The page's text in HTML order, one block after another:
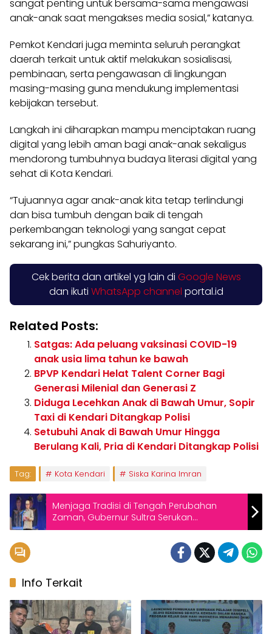
sangat penting untuk bersama-sama mengawasi
anak-anak saat mengakses media sosial,” katanya.
Pemkot Kendari juga meminta seluruh perangkat
daerah terkait untuk aktif melakukan sosialisasi,
pembinaan, serta pengawasan di lingkungan
masing-masing guna mendukung implementasi
kebijakan tersebut.
Langkah ini diharapkan mampu menciptakan ruang
digital yang lebih aman bagi anak-anak sekaligus
mendorong tumbuhnya budaya literasi digital yang
sehat di Kota Kendari.
“Tujuannya agar anak-anak kita tetap terlindungi
dan bisa tumbuh dengan baik di tengah
perkembangan teknologi yang sangat cepat
sekarang ini,” pungkas Sahuriyanto.
Cek berita dan artikel yg lain di Google News
dan ikuti WhatsApp channel portal.id
Related Posts:
Satgas: Ada peluang vaksinasi COVID-19
anak usia lima tahun ke bawah
BPVP Kendari Helat Talent Corner Bagi
Generasi Milenial dan Generasi Z
Diduga Lecehkan Anak di Bawah Umur, Sopir
Taxi di Kendari Ditangkap Polisi
Setubuhi Anak di Bawah Umur Hingga
Berulang Kali, Pria di Kendari Ditangkap Polisi
Tag: Kota Kendari Siska Karina Imran
Menjaga Tradisi di Tengah Perubahan
Zaman, Gubernur Sultra Serukan
Pelestarian Budaya dari Festival Wawonii
Info Terkait